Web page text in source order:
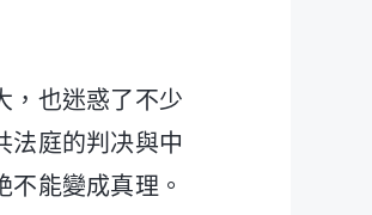
，也迷惑了不少
法庭的判决與中
能變成真理。